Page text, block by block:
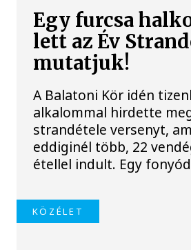
Egy furcsa
lett az Év
mutatjuk!
A Balatoni Kör idén
alkalommal hirdette
strandétele versenyt,
eddiginél több, 22
étellel indult. Egy
KÖZÉLET